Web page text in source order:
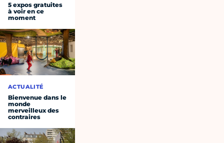
5 expos gratuites
à voir en ce
moment
ACTUALITÉ
Bienvenue dans le
monde
merveilleux des
contraires